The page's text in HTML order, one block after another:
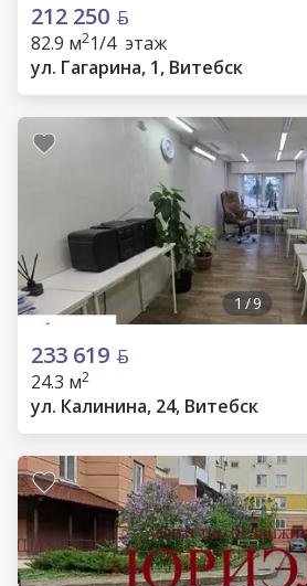
212 250
82.9 м21/4 этаж
ул. Гагарина, 1, Витебск
1 /9
233 619
24.3 м2
ул. Калинина, 24, Витебск